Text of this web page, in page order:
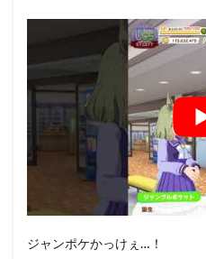
ジャンポケかっけぇ…！